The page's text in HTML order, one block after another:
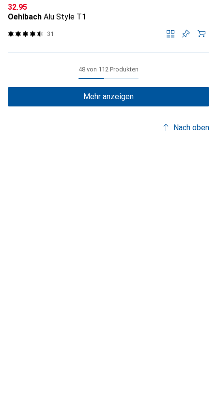
CHF
32.95
Oehlbach Alu Style T1
31
48 von 112 Produkten
Mehr anzeigen
Nach oben